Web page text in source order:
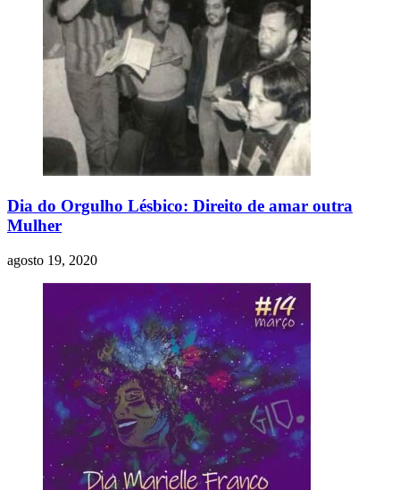
Dia do Orgulho Lésbico: Direito de amar outra
Mulher
agosto 19, 2020